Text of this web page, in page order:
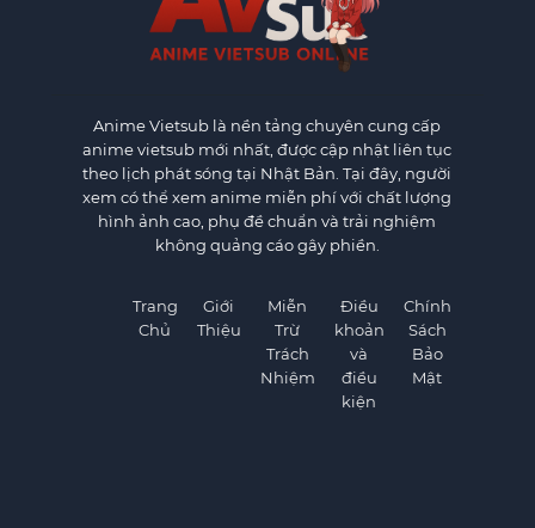
Anime Vietsub là nền tảng chuyên cung cấp
anime vietsub mới nhất, được cập nhật liên tục
theo lịch phát sóng tại Nhật Bản. Tại đây, người
xem có thể xem anime miễn phí với chất lượng
hình ảnh cao, phụ đề chuẩn và trải nghiệm
không quảng cáo gây phiền.
Trang
Chủ
Giới
Thiệu
Miễn
Trừ
Trách
Nhiệm
Điều
khoản
và
điều
kiện
Chính
Sách
Bảo
Mật